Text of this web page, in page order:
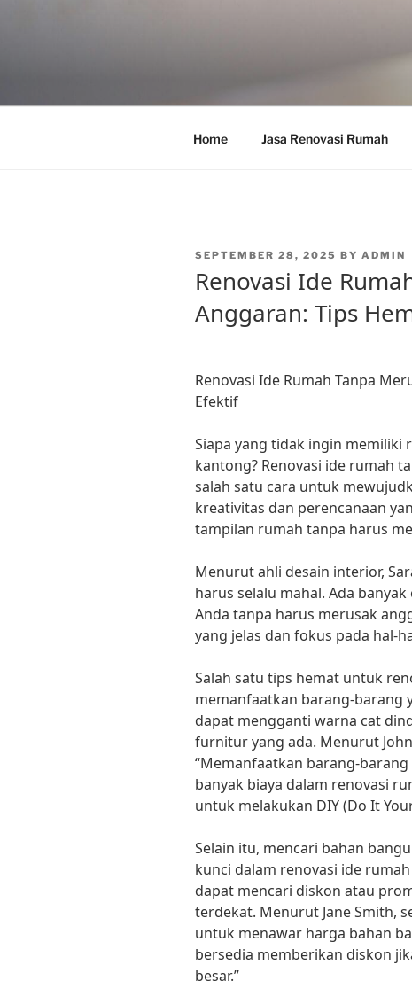
Home Jasa Renovasi Rumah
POSTED
SEPTEMBER 28, 2025 BY ADMIN
Renovasi Ide
Anggaran: Tips
Renovasi Ide Rumah Tanpa
Efektif
Siapa yang tidak ingin memiliki
kantong? Renovasi ide rumah
salah satu cara untuk
kreativitas dan perencanaan
tampilan rumah tanpa harus
Menurut ahli desain interior,
harus selalu mahal. Ada
Anda tanpa harus merusak
yang jelas dan fokus pada hal-
Salah satu tips hemat untuk
memanfaatkan barang-barang
dapat mengganti warna cat
furnitur yang ada. Menurut
“Memanfaatkan barang-
banyak biaya dalam renovasi
untuk melakukan DIY (Do It
Selain itu, mencari bahan
kunci dalam renovasi ide
dapat mencari diskon atau
terdekat. Menurut Jane Smith,
untuk menawar harga bahan
bersedia memberikan diskon
besar.”